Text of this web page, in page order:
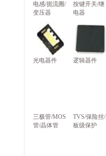
电感/扼流圈/
变压器
按键开关/继
电器
光电器件 逻辑器件
三极管/MOS
管/晶体管
TVS/保险丝/
板级保护